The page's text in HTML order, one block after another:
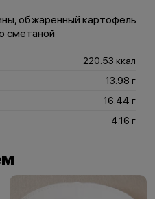
обжаренный картофель
сметаной
220.53 ккал
13.98 г
16.44 г
4.16 г